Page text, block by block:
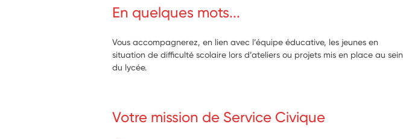
En quelques mots...
Vous accompagnerez, en lien avec l’équipe éducative, les jeunes en
situation de difficulté scolaire lors d’ateliers ou projets mis en place au sein
du lycée.
Votre mission de Service Civique